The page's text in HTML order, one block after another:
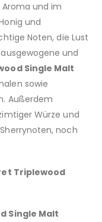
und im
und
Noten, die Lust
und
Single Malt
sowie
Außerdem
Würze und
noch
Triplewood
Single Malt